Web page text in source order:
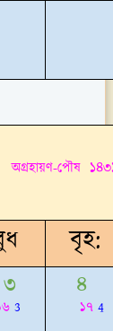
অগ্রহায়ণ-পৌষ
বৃহ:
৩
3
৪
১৭ 4